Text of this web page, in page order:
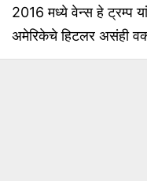
2016 मध्ये वेन्स हे ट्रम्प
अमेरिकेचे हिटलर असंही